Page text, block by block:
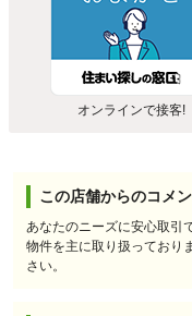
オンラインで接客!
この店舗からのコメ
あなたのニーズに安心取引
物件を主に取り扱っており
さい。